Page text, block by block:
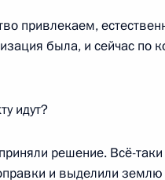
развития Ингушетии
привлекаем,
была, и сейчас по
идут?
решение. Всё-
и выделили землю